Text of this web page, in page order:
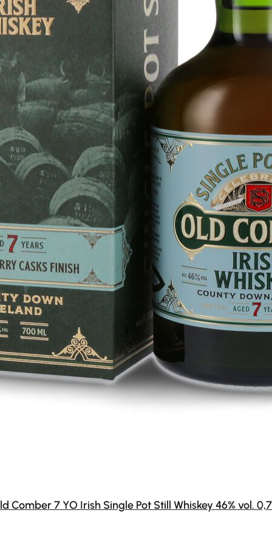
Comber 7 YO Irish Single Pot Still Whiskey 46% vol.